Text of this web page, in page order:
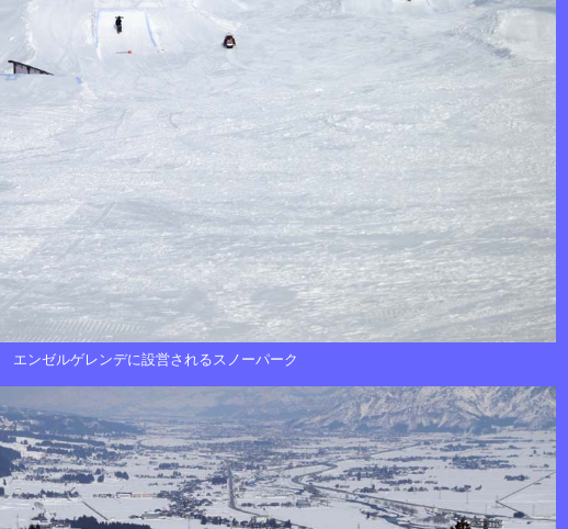
エンゼルゲレンデに設営されるスノーパーク